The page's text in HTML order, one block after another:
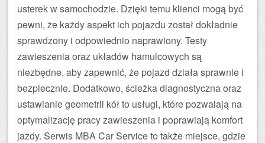
usterek w samochodzie. Dzięki temu klienci mogą być
pewni, że każdy aspekt ich pojazdu został dokładnie
sprawdzony i odpowiednio naprawiony. Testy
zawieszenia oraz układów hamulcowych są
niezbędne, aby zapewnić, że pojazd działa sprawnie i
bezpiecznie. Dodatkowo, ścieżka diagnostyczna oraz
ustawianie geometrii kół to usługi, które pozwalają na
optymalizację pracy zawieszenia i poprawiają komfort
jazdy. Serwis MBA Car Service to także miejsce, gdzie